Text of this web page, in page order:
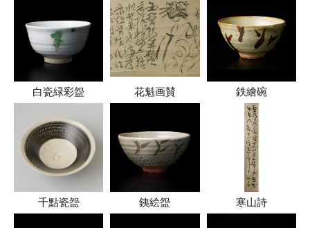
白瓷緑彩盌 花魁画賛 鉄繪碗
千點瓷盌 銕絵盌 寒山詩